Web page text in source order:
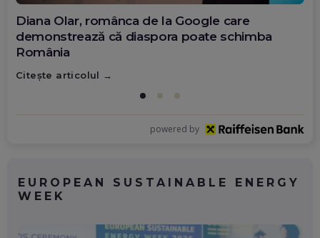
Diana Olar, românca de la Google care
demonstrează că diaspora poate schimba
România
Citește articolul
powered by
EUROPEAN SUSTAINABLE ENERGY
WEEK